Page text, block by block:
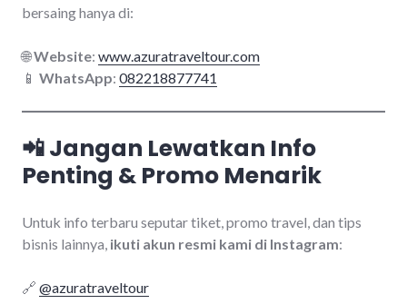
bersaing hanya di:
🌐Website: www.azuratraveltour.com
📱 WhatsApp: 082218877741
📲 Jangan Lewatkan Info
Penting & Promo Menarik
Untuk info terbaru seputar tiket, promo travel, dan tips
bisnis lainnya, ikuti akun resmi kami di Instagram:
🔗 @azuratraveltour